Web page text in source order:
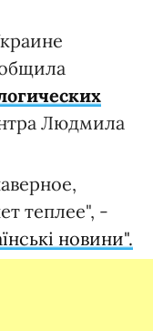
Людмила
теплее", -
новини".